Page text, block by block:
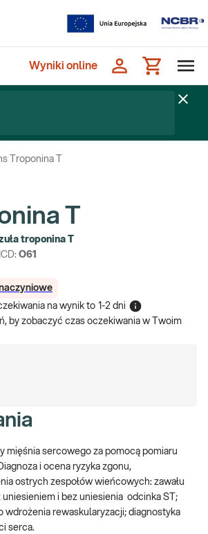
Wyniki online
Troponina T
T
troponina T
O61
na wynik to 1-2 dni
by zobaczyć czas oczekiwania w Twoim
mięśnia sercowego za pomocą pomiaru
i ocena ryzyka zgonu,
ostrych zespołów wieńcowych: zawału
i bez uniesienia odcinka ST;
wdrożenia rewaskularyzacji; diagnostyka
serca.